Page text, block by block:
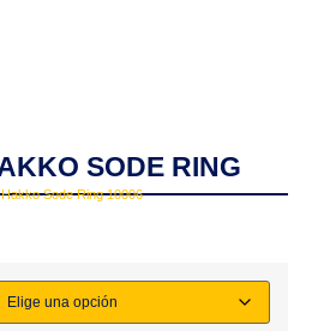
SODE RING
Sode Ring 10006